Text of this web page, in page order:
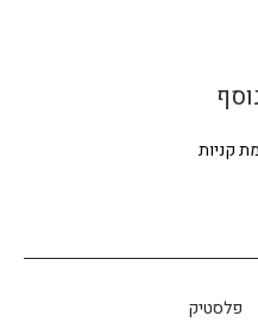
קניות
פלסטיק